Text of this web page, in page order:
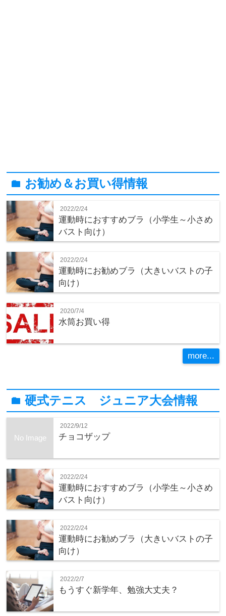
folder お勧め＆お買い得情報
2022/2/24
運動時におすすめブラ（小学生～小さめ
バスト向け）
2022/2/24
運動時にお勧めブラ（大きいバストの子
向け）
2020/7/4
水筒お買い得
more...
folder硬式テニス ジュニア大会情報
No Image
2022/9/12
チョコザップ
2022/2/24
運動時におすすめブラ（小学生～小さめ
バスト向け）
2022/2/24
運動時にお勧めブラ（大きいバストの子
向け）
2022/2/7
もうすぐ新学年、勉強大丈夫？